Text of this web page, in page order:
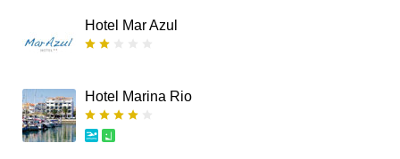
Hotel Mar Azul
Hotel Marina Rio